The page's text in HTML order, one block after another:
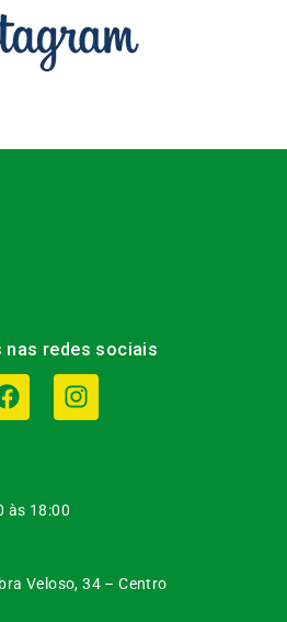
nas redes sociais
às 18:00
Veloso, 34 – Centro